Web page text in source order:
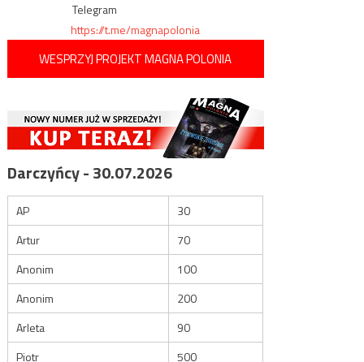
Telegram
https://t.me/magnapolonia
WESPRZYJ PROJEKT MAGNA POLONIA
Darczyńcy - 30.07.2026
AP
30
Artur
70
Anonim
100
Anonim
200
Arleta
90
Piotr
500